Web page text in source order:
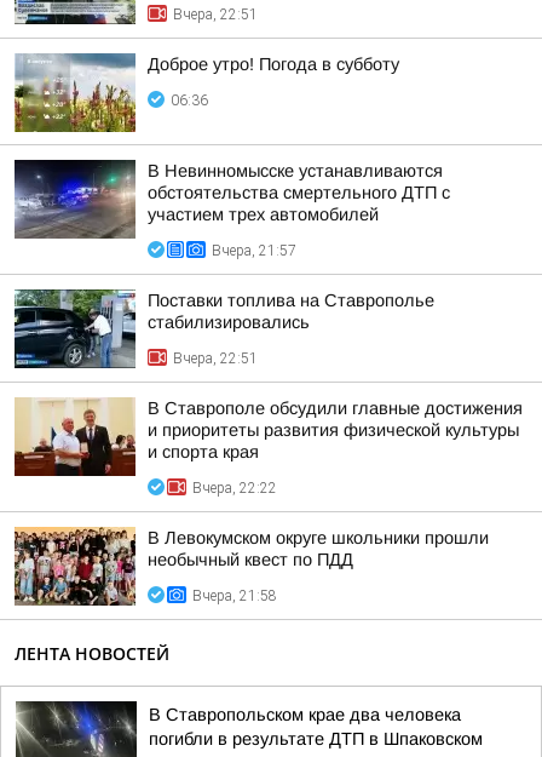
Вчера, 22:51
Доброе утро! Погода в субботу
06:36
В Невинномысске устанавливаются
обстоятельства смертельного ДТП с
участием трех автомобилей
Вчера, 21:57
Поставки топлива на Ставрополье
стабилизировались
Вчера, 22:51
В Ставрополе обсудили главные достижения
и приоритеты развития физической культуры
и спорта края
Вчера, 22:22
В Левокумском округе школьники прошли
необычный квест по ПДД
Вчера, 21:58
ЛЕНТА НОВОСТЕЙ
В Ставропольском крае два человека
погибли в результате ДТП в Шпаковском